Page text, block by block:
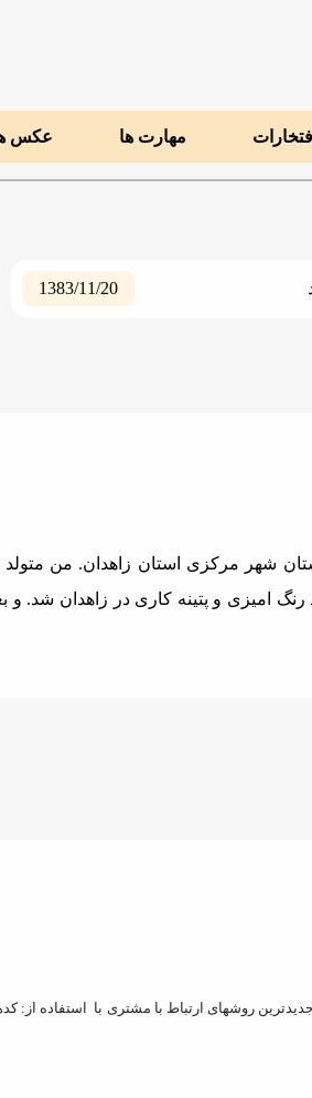
مهارت ها عکس
1383/11/20
امیزی و پتینه کاری در زاهدان
روشهای ارتباط با مشتری با استفاده از: